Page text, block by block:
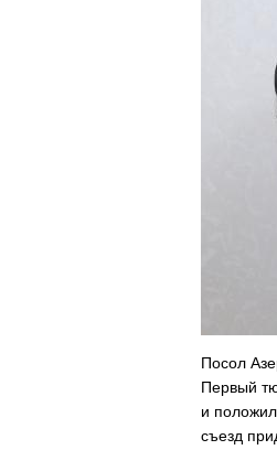
Посол
Первый
и
съезд